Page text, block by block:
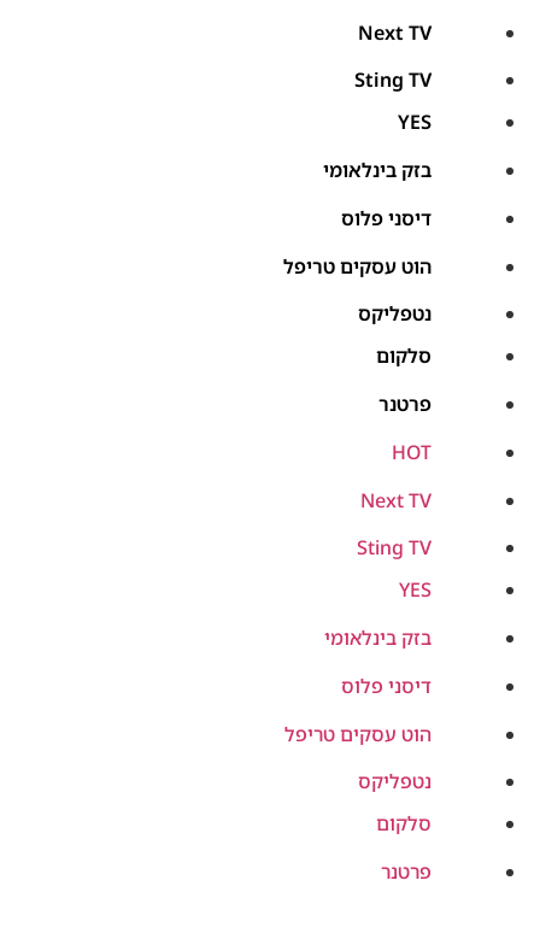
Next TV
Sting TV
YES
בזק בינלאומי
דיסני פלוס
הוט עסקים טריפל
נטפליקס
סלקום
פרטנר
HOT
Next TV
Sting TV
YES
בזק בינלאומי
דיסני פלוס
הוט עסקים טריפל
נטפליקס
סלקום
פרטנר